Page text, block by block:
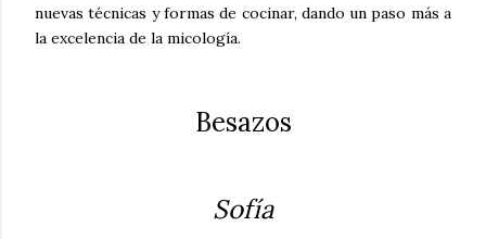
nuevas técnicas y formas de cocinar, dando un paso más a
la excelencia de la micología.
Besazos
Sofía